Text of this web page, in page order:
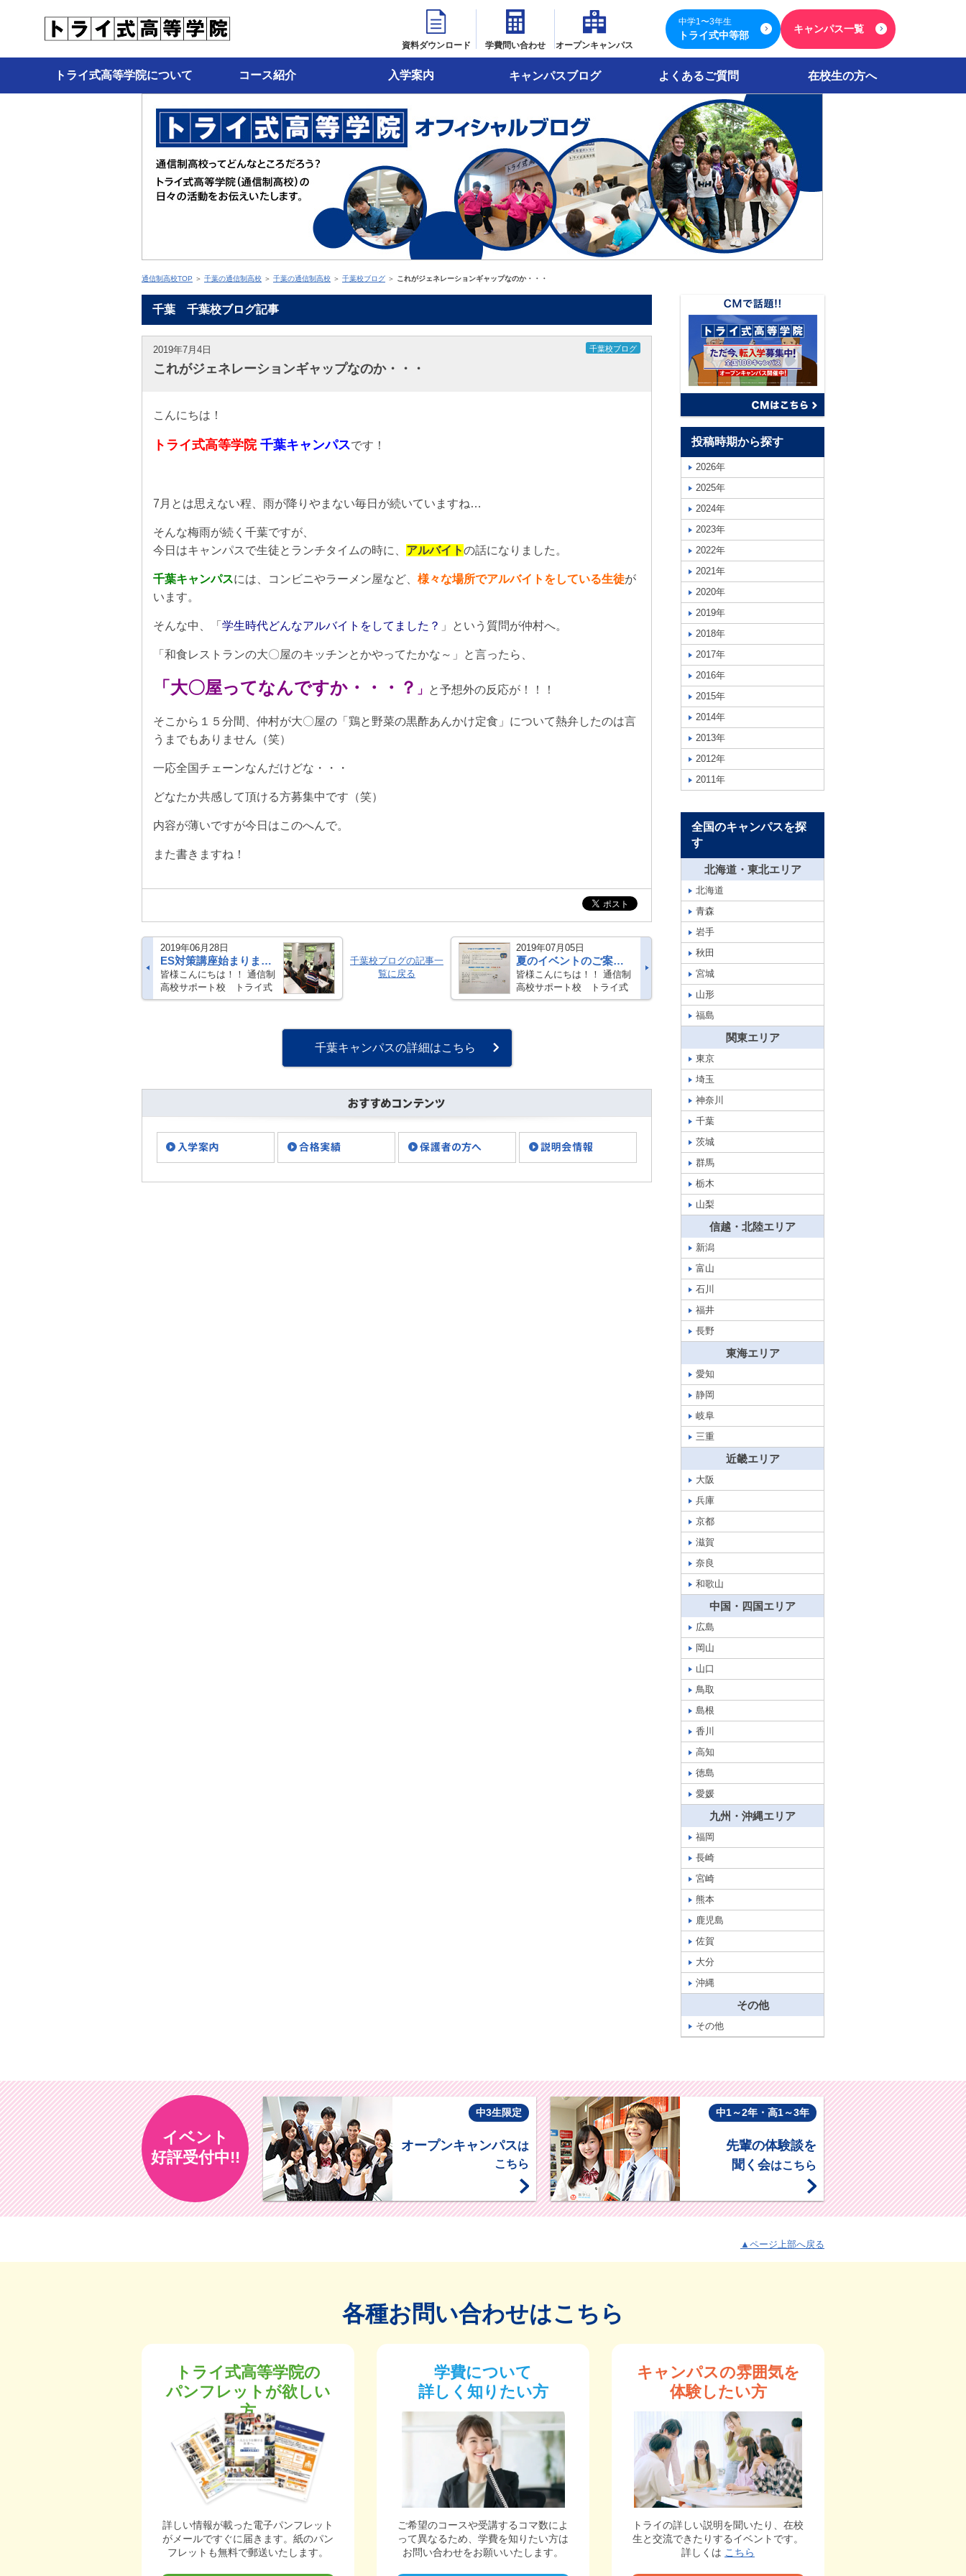
資料ダウンロード 学費問い合わせ オープンキャンパス
中学1〜3年生
トライ式中等部
キャンパス一覧
トライ式高等学院について コース紹介 入学案内 キャンパスブログ よくあるご質問 在校生の方へ
通信制高校TOP ＞ 千葉の通信制高校 ＞ 千葉の通信制高校 ＞ 千葉校ブログ ＞ これがジェネレーションギャップなのか・・・
千葉 千葉校ブログ記事
2019年7月4日 千葉校ブログ
これがジェネレーションギャップなのか・・・
こんにちは！
トライ式高等学院 千葉キャンパスです！
7月とは思えない程、雨が降りやまない毎日が続いていますね…
そんな梅雨が続く千葉ですが、
今日はキャンパスで生徒とランチタイムの時に、 アルバイトの話になりました。
千葉キャンパスには、コンビニやラーメン屋など、 様々な場所でアルバイトをしている生徒が
います。
そんな中、「 学生時代どんなアルバイトをしてました？ 」という質問が仲村へ。
「和食レストランの大〇屋のキッチンとかやってたかな～」と言ったら、
「大〇屋ってなんですか・・・？ 」 と予想外の反応が！！！
そこから１５分間、仲村が大〇屋の「鶏と野菜の黒酢あんかけ定食」について熱弁したのは言
うまでもありません（笑）
一応全国チェーンなんだけどな・・・
どなたか共感して頂ける方募集中です（笑）
内容が薄いですが今日はこのへんで。
また書きますね！
2019年06月28日
ES対策講座始まりました！！
皆様こんにちは！！ 通信制
高校サポート校 トライ式
高等学院 千葉キャンパス
千葉校ブログの記事一
覧に戻る
2019年07月05日
夏のイベントのご案内★千葉キャンパス
皆様こんにちは！！ 通信制
高校サポート校 トライ式
高等学院 千葉キャンパス
千葉キャンパスの詳細はこちら
投稿時期から探す
2026年
2025年
2024年
2023年
2022年
2021年
2020年
2019年
2018年
2017年
2016年
2015年
2014年
2013年
2012年
2011年
全国のキャンパスを探
す
北海道・東北エリア
北海道
青森
岩手
秋田
宮城
山形
福島
関東エリア
東京
埼玉
神奈川
千葉
茨城
群馬
栃木
山梨
信越・北陸エリア
新潟
富山
石川
福井
長野
東海エリア
愛知
静岡
岐阜
三重
近畿エリア
大阪
兵庫
京都
滋賀
奈良
和歌山
中国・四国エリア
広島
岡山
山口
鳥取
島根
香川
高知
徳島
愛媛
九州・沖縄エリア
福岡
長崎
宮崎
熊本
鹿児島
佐賀
大分
沖縄
その他
その他
イベント
好評受付中!!
中3生限定
オープンキャンパスは
こちら
中1～2年・高1～3年
先輩の体験談を
聞く会はこちら
▲ページ上部へ戻る
各種お問い合わせはこちら
トライ式高等学院の
パンフレットが欲しい
方
詳しい情報が載った電子パンフレット
がメールですぐに届きます。紙のパン
フレットも無料で郵送いたします。
学費について
詳しく知りたい方
ご希望のコースや受講するコマ数によ
って異なるため、学費を知りたい方は
お問い合わせをお願いいたします。
キャンパスの雰囲気を
体験したい方
トライの詳しい説明を聞いたり、在校
生と交流できたりするイベントです。
詳しくは こちら